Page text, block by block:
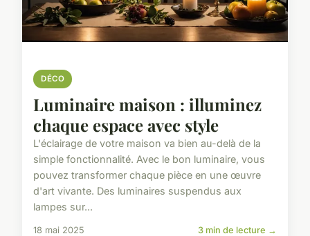
DÉCO
Luminaire maison : illuminez
chaque espace avec style
L'éclairage de votre maison va bien au-delà de la
simple fonctionnalité. Avec le bon luminaire, vous
pouvez transformer chaque pièce en une œuvre
d'art vivante. Des luminaires suspendus aux
lampes sur...
18 mai 2025 3 min de lecture →